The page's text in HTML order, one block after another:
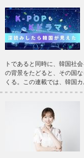
トであると同時に、韓国社
の背景をたどると、その国
くる。この連載では、韓国